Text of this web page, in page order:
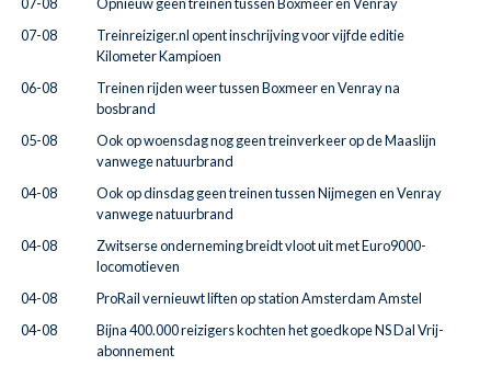
07-08
Treinreiziger.nl opent inschrijving voor vijfde editie
Kilometer Kampioen
06-08
Treinen rijden weer tussen Boxmeer en Venray na
bosbrand
05-08
Ook op woensdag nog geen treinverkeer op de Maaslijn
vanwege natuurbrand
04-08
Ook op dinsdag geen treinen tussen Nijmegen en Venray
vanwege natuurbrand
04-08
Zwitserse onderneming breidt vloot uit met Euro9000-
locomotieven
04-08
ProRail vernieuwt liften op station Amsterdam Amstel
04-08
Bijna 400.000 reizigers kochten het goedkope NS Dal Vrij-
abonnement